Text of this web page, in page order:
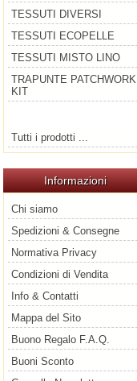
TESSUTI DIVERSI
TESSUTI ECOPELLE
TESSUTI MISTO LINO
TRAPUNTE PATCHWORK
KIT
Tutti i prodotti ...
Informazioni
Chi siamo
Spedizioni & Consegne
Normativa Privacy
Condizioni di Vendita
Info & Contatti
Mappa del Sito
Buono Regalo F.A.Q.
Buoni Sconto